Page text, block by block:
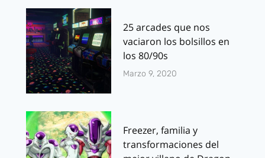
25 arcades que nos
vaciaron los bolsillos en
los 80/90s
Marzo 9, 2020
Freezer, familia y
transformaciones del